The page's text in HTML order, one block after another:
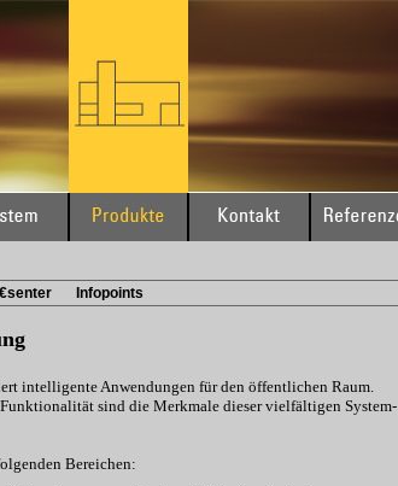
Infopoints
intelligente Anwendungen für den öffentlichen Raum.
sind die Merkmale dieser vielfältigen System-
Bereichen: